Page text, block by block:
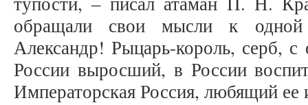
обращали свои мысли к
Александр! Рыцарь-король, серб,
России выросший, в России
Императорская Россия, любящий